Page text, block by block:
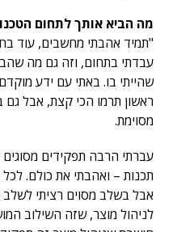
מה הביא אותך לתחום
"תמיד אהבתי מחשבים, עוד
עבדתי בתחום, וזה גם מה
שהייתי בו. באתי עם ידע
ראשון תרמו הכי קצת, אבל
מסוימת.
עברתי הרבה תפקידים
תכנות – ואהבתי את כולם.
אבל בשלב מסוים רציתי
לניהול מוצר, שזה השילוב